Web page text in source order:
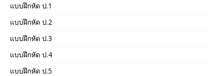
แบบฝึกหัด ป.1
แบบฝึกหัด ป.2
แบบฝึกหัด ป.3
แบบฝึกหัด ป.4
แบบฝึกหัด ป.5